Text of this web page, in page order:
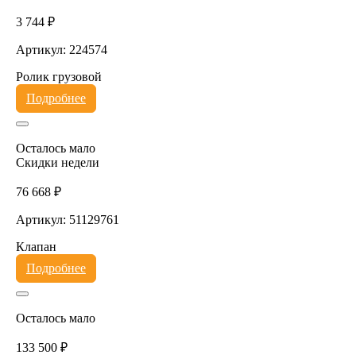
3 744 ₽
Артикул: 224574
Ролик грузовой
Подробнее
Осталось мало
Скидки недели
76 668 ₽
Артикул: 51129761
Клапан
Подробнее
Осталось мало
133 500 ₽